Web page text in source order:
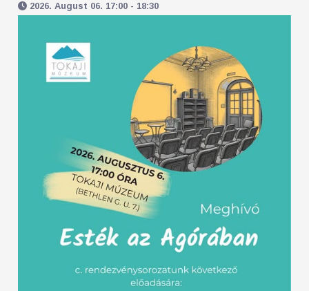
2026. August 06. 17:00 - 18:30